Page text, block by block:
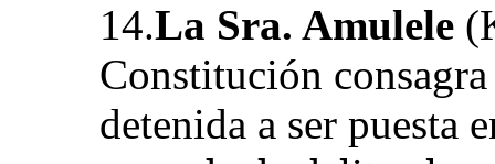
14.La Sra. Amulele
Constitución
detenida a ser puesta